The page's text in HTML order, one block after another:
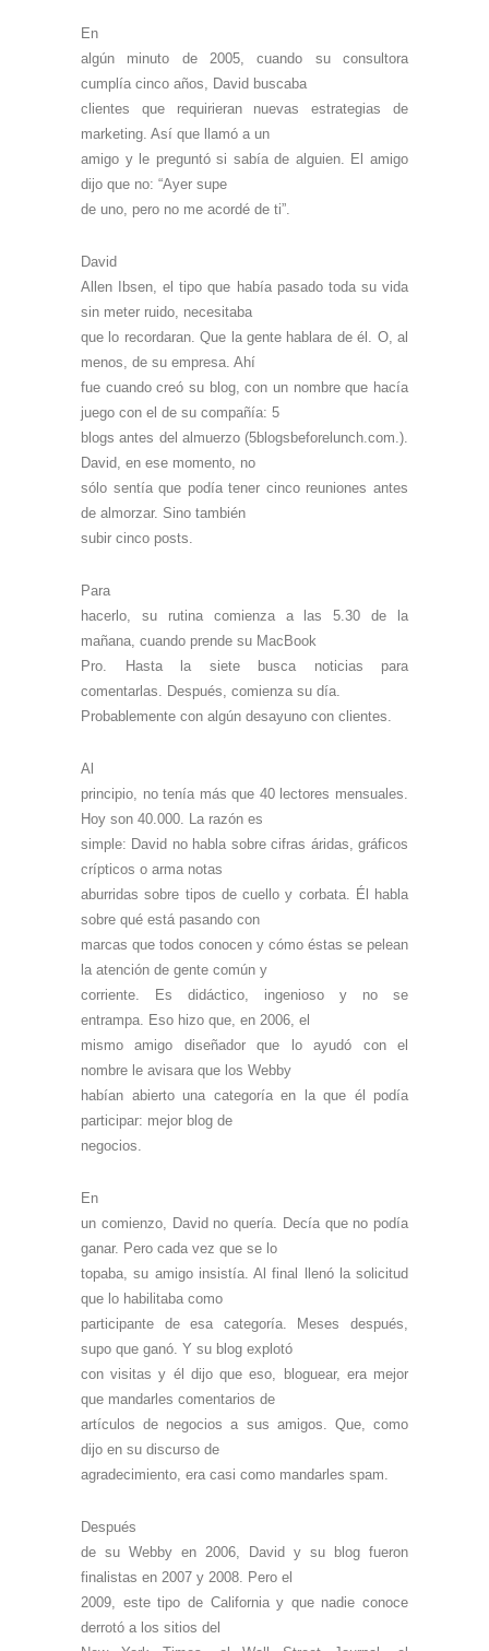
En
algún minuto de 2005, cuando su consultora
cumplía cinco años, David buscaba
clientes que requirieran nuevas estrategias de
marketing. Así que llamó a un
amigo y le preguntó si sabía de alguien. El amigo
dijo que no: “Ayer supe
de uno, pero no me acordé de ti”.
David
Allen Ibsen, el tipo que había pasado toda su vida
sin meter ruido, necesitaba
que lo recordaran. Que la gente hablara de él. O, al
menos, de su empresa. Ahí
fue cuando creó su blog, con un nombre que hacía
juego con el de su compañía: 5
blogs antes del almuerzo (5blogsbeforelunch.com.).
David, en ese momento, no
sólo sentía que podía tener cinco reuniones antes
de almorzar. Sino también
subir cinco posts.
Para
hacerlo, su rutina comienza a las 5.30 de la
mañana, cuando prende su MacBook
Pro. Hasta la siete busca noticias para
comentarlas. Después, comienza su día.
Probablemente con algún desayuno con clientes.
Al
principio, no tenía más que 40 lectores mensuales.
Hoy son 40.000. La razón es
simple: David no habla sobre cifras áridas, gráficos
crípticos o arma notas
aburridas sobre tipos de cuello y corbata. Él habla
sobre qué está pasando con
marcas que todos conocen y cómo éstas se pelean
la atención de gente común y
corriente. Es didáctico, ingenioso y no se
entrampa. Eso hizo que, en 2006, el
mismo amigo diseñador que lo ayudó con el
nombre le avisara que los Webby
habían abierto una categoría en la que él podía
participar: mejor blog de
negocios.
En
un comienzo, David no quería. Decía que no podía
ganar. Pero cada vez que se lo
topaba, su amigo insistía. Al final llenó la solicitud
que lo habilitaba como
participante de esa categoría. Meses después,
supo que ganó. Y su blog explotó
con visitas y él dijo que eso, bloguear, era mejor
que mandarles comentarios de
artículos de negocios a sus amigos. Que, como
dijo en su discurso de
agradecimiento, era casi como mandarles spam.
Después
de su Webby en 2006, David y su blog fueron
finalistas en 2007 y 2008. Pero el
2009, este tipo de California y que nadie conoce
derrotó a los sitios del